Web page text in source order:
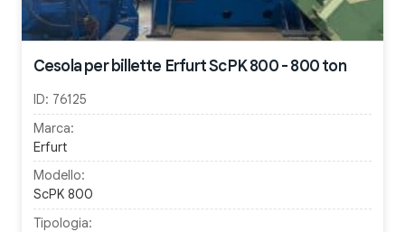
Cesola per billette Erfurt ScPK 800 - 800 ton
ID: 76125
Marca:
Erfurt
Modello:
ScPK 800
Tipologia: